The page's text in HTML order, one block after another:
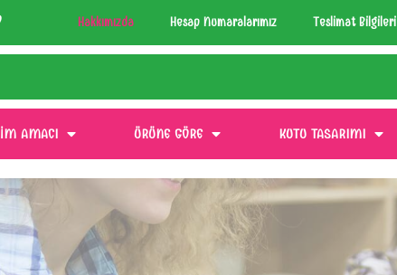
Hakkımızda Hesap Numaralarımız Teslimat Bilgileri
AMACI ÜRÜNE GÖRE KUTU TASARIMI